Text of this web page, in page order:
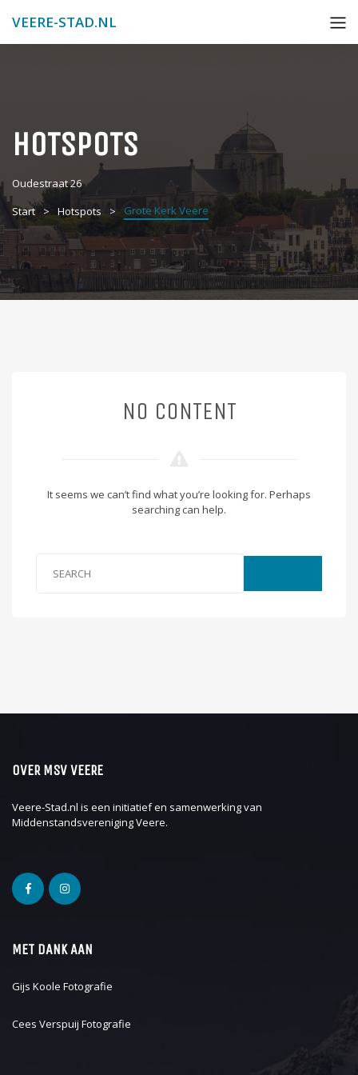
VEERE-STAD.NL
HOTSPOTS
Oudestraat 26
Start
Hotspots Grote Kerk Veere
NO CONTENT
It seems we can’t find what you’re looking for. Perhaps
searching can help.
OVER MSV VEERE
Veere-Stad.nl is een initiatief en samenwerking van
Middenstandsvereniging Veere.
MET DANK AAN
Gijs Koole Fotografie
Cees Verspuij Fotografie